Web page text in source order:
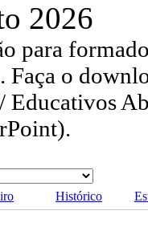
2026
para
Faça o
Educativos
Histórico